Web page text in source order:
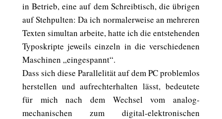
in Betrieb, eine auf dem Schreibtisch, die übrigen
auf Stehpulten: Da ich normalerweise an mehreren
Texten simultan arbeite, hatte ich die entstehenden
Typoskripte jeweils einzeln in die verschiedenen
Maschinen „eingespannt“.
Dass sich diese Parallelität auf dem PC problemlos
herstellen und aufrechterhalten lässt, bedeutete
für mich nach dem Wechsel vom analog-
mechanischen zum digital-elektronischen